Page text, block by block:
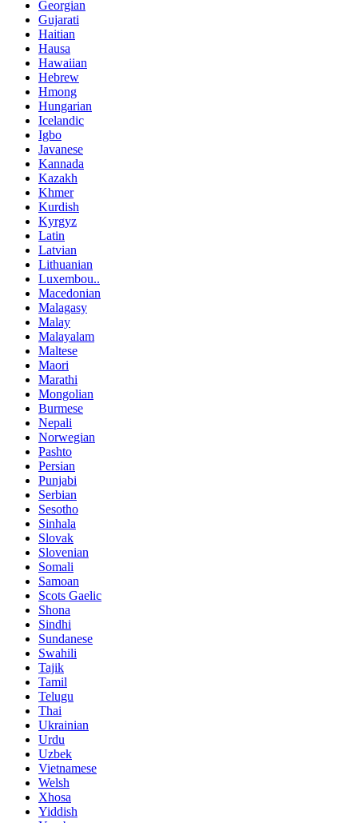
Georgian
Gujarati
Haitian
Hausa
Hawaiian
Hebrew
Hmong
Hungarian
Icelandic
Igbo
Javanese
Kannada
Kazakh
Khmer
Kurdish
Kyrgyz
Latin
Latvian
Lithuanian
Luxembou..
Macedonian
Malagasy
Malay
Malayalam
Maltese
Maori
Marathi
Mongolian
Burmese
Nepali
Norwegian
Pashto
Persian
Punjabi
Serbian
Sesotho
Sinhala
Slovak
Slovenian
Somali
Samoan
Scots Gaelic
Shona
Sindhi
Sundanese
Swahili
Tajik
Tamil
Telugu
Thai
Ukrainian
Urdu
Uzbek
Vietnamese
Welsh
Xhosa
Yiddish